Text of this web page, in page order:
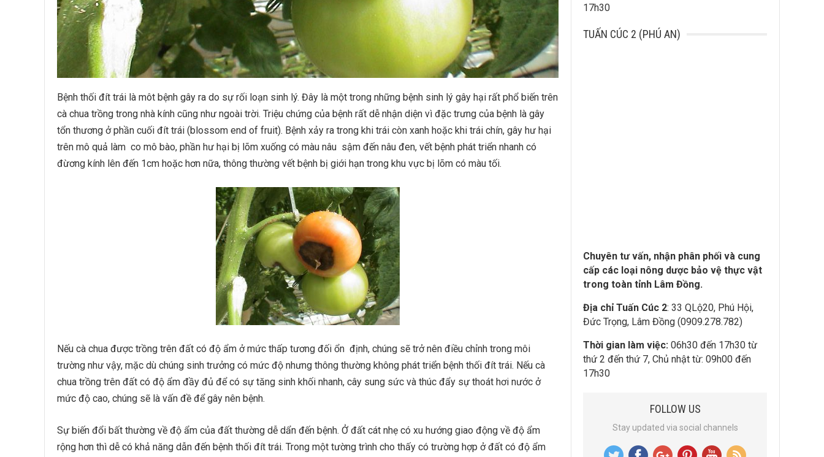
Bệnh thối đít trái là môt bệnh gây ra do sự rối loạn sinh lý. Đây là một trong những bệnh sinh lý gây hại rất phổ biến trên
cà chua trồng trong nhà kính cũng như ngoài trời. Triệu chứng của bệnh rất dễ nhận diện vì đặc trưng của bệnh là gây
tổn thương ở phần cuối đít trái (blossom end of fruit). Bệnh xảy ra trong khi trái còn xanh hoặc khi trái chín, gây hư hại
trên mô quả làm co mô bào, phần hư hại bị lõm xuống có màu nâu sậm đến nâu đen, vết bệnh phát triển nhanh có
đừơng kính lên đến 1cm hoặc hơn nữa, thông thường vết bệnh bị giới hạn trong khu vực bị lõm có màu tối.
Nếu cà chua được trồng trên đất có độ ẩm ở mức thấp tương đối ổn định, chúng sẽ trở nên điều chỉnh trong môi
trường như vậy, mặc dù chúng sinh trưởng có mức độ nhưng thông thường không phát triển bệnh thối đít trái. Nếu cà
chua trồng trên đất có độ ẩm đầy đủ để có sự tăng sinh khối nhanh, cây sung sức và thúc đẩy sự thoát hơi nước ở
mức độ cao, chúng sẽ là vấn đề để gây nên bệnh.
Sự biến đổi bất thường về độ ẩm của đất thường dễ dẩn đến bệnh. Ở đất cát nhẹ có xu hướng giao động về độ ẩm
rộng hơn thì dễ có khả năng dẫn đến bệnh thối đít trái. Trong một tường trình cho thấy có trường hợp ở đất có độ ẩm
17h30
TUẤN CÚC 2 (PHÚ AN)
Chuyên tư vấn, nhận phân phối và cung
cấp các loại nông dược bảo vệ thực vật
trong toàn tỉnh Lâm Đồng.
Địa chỉ Tuấn Cúc 2: 33 QLộ20, Phú Hội,
Đức Trọng, Lâm Đồng (0909.278.782)
Thời gian làm việc: 06h30 đến 17h30 từ
thứ 2 đến thứ 7, Chủ nhật từ: 09h00 đến
17h30
FOLLOW US
Stay updated via social channels